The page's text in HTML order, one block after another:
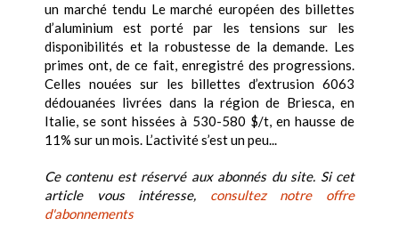
un marché tendu Le marché européen des billettes
d’aluminium est porté par les tensions sur les
disponibilités et la robustesse de la demande. Les
primes ont, de ce fait, enregistré des progressions.
Celles nouées sur les billettes d’extrusion 6063
dédouanées livrées dans la région de Briesca, en
Italie, se sont hissées à 530-580 $/t, en hausse de
11% sur un mois. L’activité s’est un peu...
Ce contenu est réservé aux abonnés du site. Si cet
article vous intéresse, consultez notre offre
d'abonnements